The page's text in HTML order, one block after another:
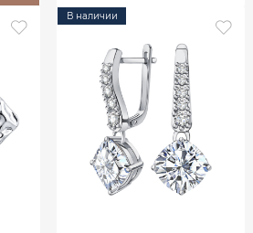
В наличии